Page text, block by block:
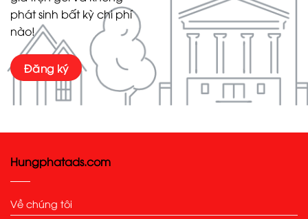
phát sinh bất kỳ chi phí
nào!
Đăng ký
Hungphatads.com
Về chúng tôi